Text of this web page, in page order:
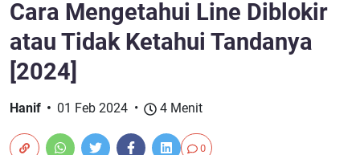
Cara Mengetahui Line Diblokir
atau Tidak Ketahui Tandanya
[2024]
Hanif 01 Feb 2024 4 Menit
0